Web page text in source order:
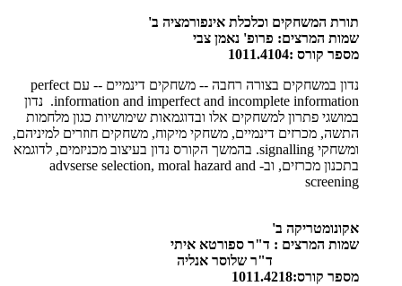
תורת המשחקים וכלכלת אינפורמציה ב'
שמות המרצים: פרופ' נאמן צבי
מספר קורס :1011.4104
נדון במשחקים בצורה רחבה -- משחקים דינמיים -- עם perfect
information and imperfect and incomplete information. נדון
במושגי פתרון למשחקים אלו ובדוגמאות שימושיות כגון מלחמות
התשה, מכרזים דינמיים, משחקי מיקוח, משחקים חוזרים למיניהם,
ומשחקי signalling. בהמשך הקורס נדון בעיצוב מכניזמים, לדוגמא
בתכנון מכרזים, וב- advserse selection, moral hazard and
screening
אקונומטריקה ב'
שמות המרצים : ד"ר ספורטא איתי
ד"ר שלוסר אנליה
מספר קורס:1011.4218